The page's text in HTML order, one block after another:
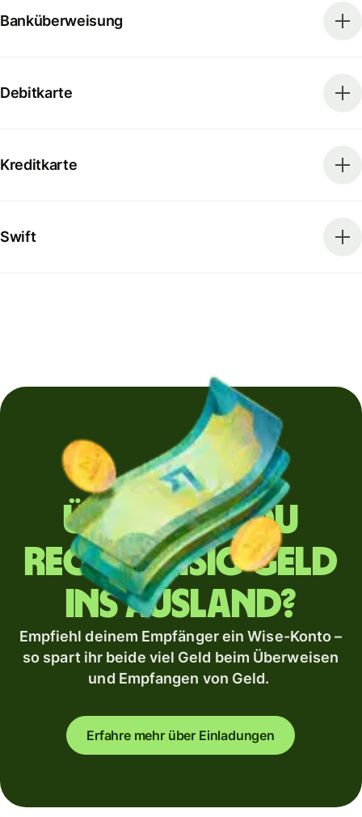
Banküberweisung
Debitkarte
Kreditkarte
Swift
Überweist du
regelmäßig Geld
ins Ausland?
Empfiehl deinem Empfänger ein Wise-Konto –
so spart ihr beide viel Geld beim Überweisen
und Empfangen von Geld.
Erfahre mehr über Einladungen